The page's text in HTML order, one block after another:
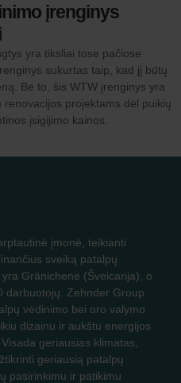
įrenginys
yra tiksliai tose pačiose
sukurtas taip, kad jį būtų
Be to, šis WTW įrenginys yra
projektams dėl puikių
įsigijimo kainos.
įmonė, teikianti
sveiką patalpų
Gränichene (Šveicarija), o
darbuotojų. Zehnder Group
vėdinimo bei oro valymo
dizainu ir aukštu energijos
geriausias klimatas,
geriausią patalpų
pasirinkimu ir patikimu